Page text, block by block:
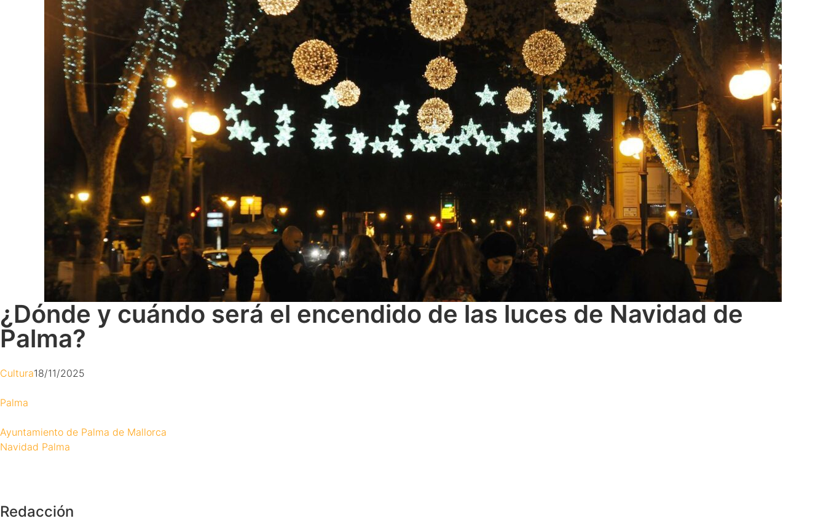
¿Dónde y cuándo será el encendido de las luces de Navidad de
Palma?
Cultura18/11/2025
Palma
Ayuntamiento de Palma de Mallorca
Navidad Palma
Redacción